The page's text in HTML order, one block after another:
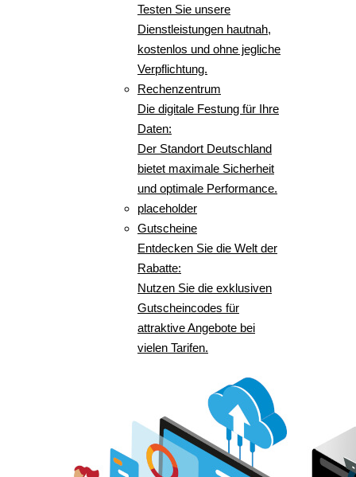
Testen Sie unsere
Dienstleistungen hautnah,
kostenlos und ohne jegliche
Verpflichtung.
Rechenzentrum
Die digitale Festung für Ihre
Daten:
Der Standort Deutschland
bietet maximale Sicherheit
und optimale Performance.
placeholder
Gutscheine
Entdecken Sie die Welt der
Rabatte:
Nutzen Sie die exklusiven
Gutscheincodes für
attraktive Angebote bei
vielen Tarifen.